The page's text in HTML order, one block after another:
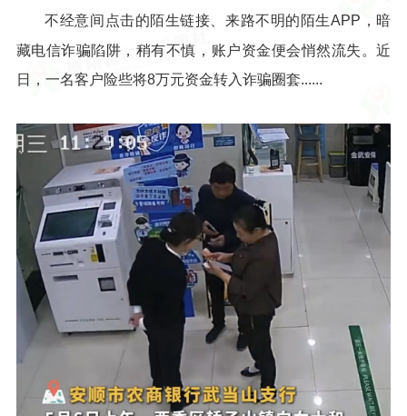
不经意间点击的陌生链接、来路不明的陌生APP，暗
藏电信诈骗陷阱，稍有不慎，账户资金便会悄然流失。近
日，一名客户险些将8万元资金转入诈骗圈套......